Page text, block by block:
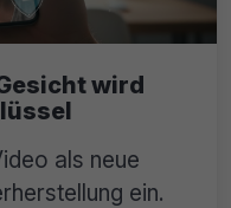
wird
als neue
ein.